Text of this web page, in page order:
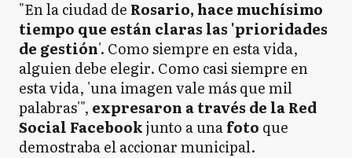
"En la ciudad de Rosario, hace muchísimo
tiempo que están claras las 'prioridades
de gestión'. Como siempre en esta vida,
alguien debe elegir. Como casi siempre en
esta vida, 'una imagen vale más que mil
palabras'", expresaron a través de la Red
Social Facebookjunto a unafoto que
demostraba el accionar municipal.